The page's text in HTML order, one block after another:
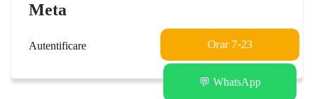
Meta
Autentificare Orar 7-23
💬 WhatsApp